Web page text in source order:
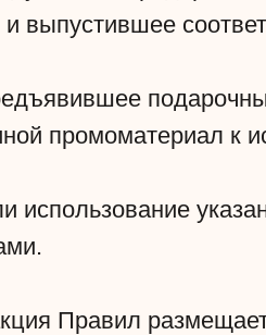
выпустившее
промоматериал к
использование
Правил